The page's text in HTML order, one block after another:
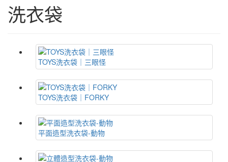
洗衣袋
TOYS洗衣袋｜三眼怪
TOYS洗衣袋｜FORKY
平面造型洗衣袋-動物